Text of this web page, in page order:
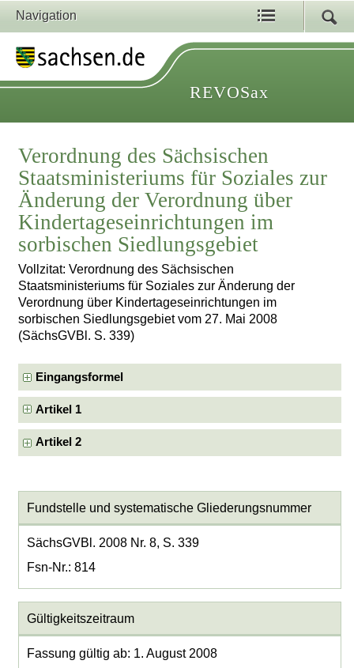
Navigation
REVOSax
Verordnung des Sächsischen
Staatsministeriums für Soziales zur
Änderung der Verordnung über
Kindertageseinrichtungen im
sorbischen Siedlungsgebiet
Vollzitat: Verordnung des Sächsischen
Staatsministeriums für Soziales zur Änderung der
Verordnung über Kindertageseinrichtungen im
sorbischen Siedlungsgebiet vom 27. Mai 2008
(SächsGVBl. S. 339)
Eingangsformel
Artikel 1
Artikel 2
Fundstelle und systematische Gliederungsnummer
SächsGVBl. 2008 Nr. 8, S. 339
Fsn-Nr.: 814
Gültigkeitszeitraum
Fassung gültig ab: 1. August 2008